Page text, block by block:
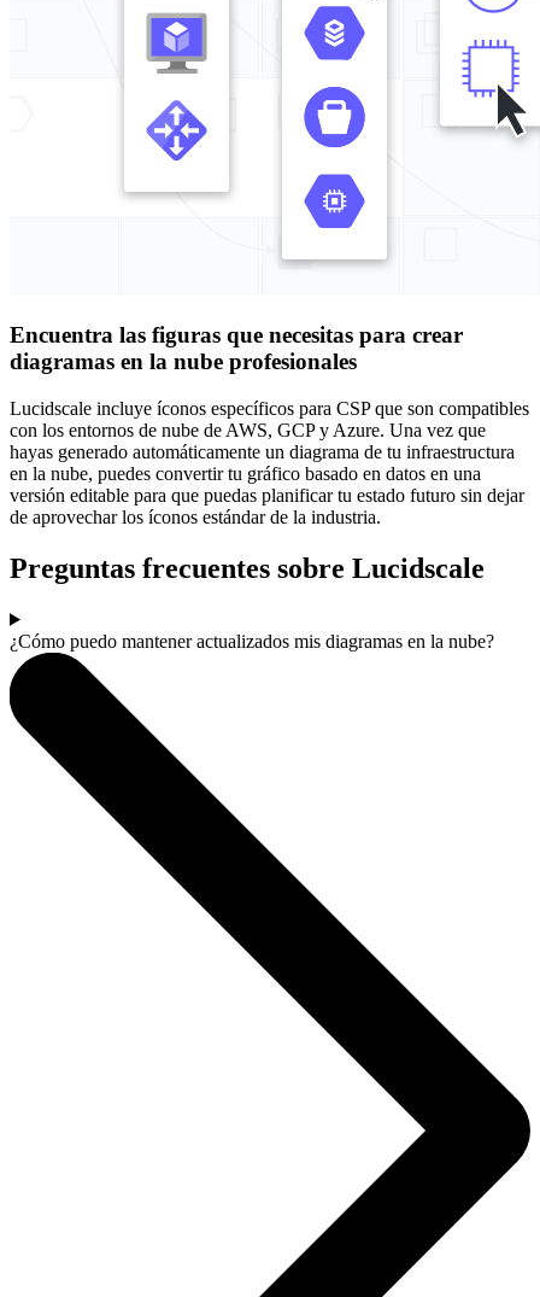
Encuentra las figuras que necesitas para crear
diagramas en la nube profesionales
Lucidscale incluye íconos específicos para CSP que son compatibles
con los entornos de nube de AWS, GCP y Azure. Una vez que
hayas generado automáticamente un diagrama de tu infraestructura
en la nube, puedes convertir tu gráfico basado en datos en una
versión editable para que puedas planificar tu estado futuro sin dejar
de aprovechar los íconos estándar de la industria.
Preguntas frecuentes sobre Lucidscale
¿Cómo puedo mantener actualizados mis diagramas en la nube?